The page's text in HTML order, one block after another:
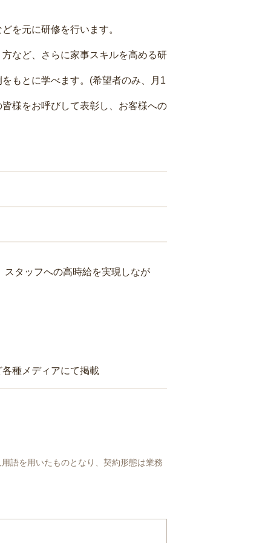
を元に研修を行います。
など、さらに家事スキルを高める研
もとに学べます。(希望者のみ、月1
様をお呼びして表彰し、お客様への
タッフへの高時給を実現しなが
種メディアにて掲載
語を用いたものとなり、契約形態は業務